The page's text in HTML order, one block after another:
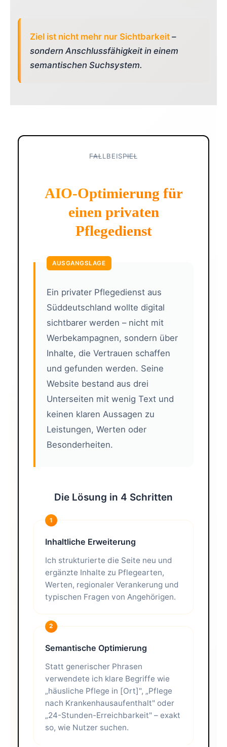
Ziel ist nicht mehr nur Sichtbarkeit –
sondern Anschlussfähigkeit in einem
semantischen Suchsystem.
FALLBEISPIEL
AIO-Optimierung für
einen privaten
Pflegedienst
Ein privater Pflegedienst aus
Süddeutschland wollte digital
sichtbarer werden – nicht mit
Werbekampagnen, sondern über
Inhalte, die Vertrauen schaffen
und gefunden werden. Seine
Website bestand aus drei
Unterseiten mit wenig Text und
keinen klaren Aussagen zu
Leistungen, Werten oder
Besonderheiten.
Die Lösung in 4 Schritten
1
Inhaltliche Erweiterung
Ich strukturierte die Seite neu und
ergänzte Inhalte zu Pflegearten,
Werten, regionaler Verankerung und
typischen Fragen von Angehörigen.
2
Semantische Optimierung
Statt generischer Phrasen
verwendete ich klare Begriffe wie
„häusliche Pflege in [Ort]", „Pflege
nach Krankenhausaufenthalt" oder
„24-Stunden-Erreichbarkeit" – exakt
so, wie Nutzer suchen.